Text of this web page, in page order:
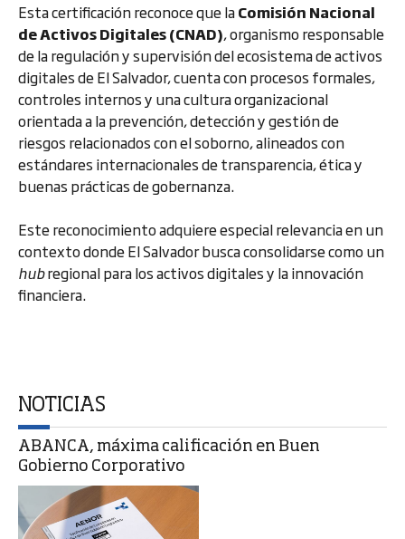
Esta certificación reconoce que laComisión Nacional
de Activos Digitales (CNAD), organismo responsable
de la regulación y supervisión del ecosistema de activos
digitales de El Salvador, cuenta con procesos formales,
controles internos y una cultura organizacional
orientada a la prevención, detección y gestión de
riesgos relacionados con el soborno, alineados con
estándares internacionales de transparencia, ética y
buenas prácticas de gobernanza.
Este reconocimiento adquiere especial relevancia en un
contexto donde El Salvador busca consolidarse como un
hubregional para los activos digitales y la innovación
financiera.
NOTICIAS
ABANCA, máxima calificación en Buen
Gobierno Corporativo